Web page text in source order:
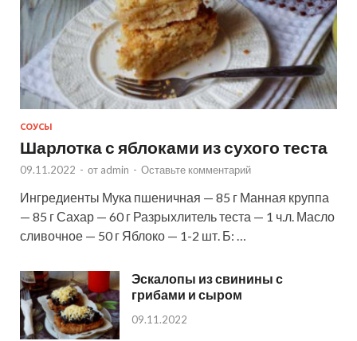
СОУСЫ
Шарлотка с яблоками из сухого теста
09.11.2022 - от admin - Оставьте комментарий
Ингредиенты Мука пшеничная — 85 г Манная круппа
— 85 г Сахар — 60 г Разрыхлитель теста — 1 ч.л. Масло
сливочное — 50 г Яблоко — 1-2 шт. Б: …
Эскалопы из свинины с
грибами и сыром
09.11.2022